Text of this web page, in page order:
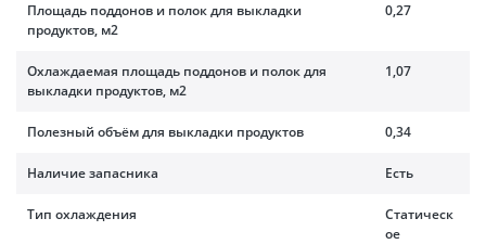
Площадь поддонов и полок для выкладки
продуктов, м2
0,27
Охлаждаемая площадь поддонов и полок для
выкладки продуктов, м2
1,07
Полезный объём для выкладки продуктов 0,34
Наличие запасника Есть
Тип охлаждения
Статическ
ое